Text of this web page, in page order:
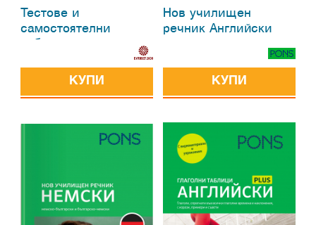
Тестове и
самостоятелни
КУПИ
Нов училищен
речник Английски
КУПИ